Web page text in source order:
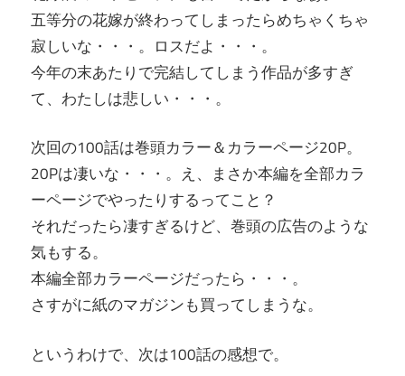
五等分の花嫁が終わってしまったらめちゃくちゃ
寂しいな・・・。ロスだよ・・・。
今年の末あたりで完結してしまう作品が多すぎ
て、わたしは悲しい・・・。
次回の100話は巻頭カラー＆カラーページ20P。
20Pは凄いな・・・。え、まさか本編を全部カラ
ーページでやったりするってこと？
それだったら凄すぎるけど、巻頭の広告のような
気もする。
本編全部カラーページだったら・・・。
さすがに紙のマガジンも買ってしまうな。
というわけで、次は100話の感想で。